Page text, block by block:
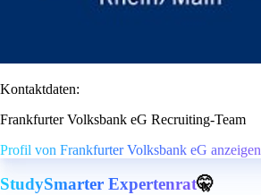
Kontaktdaten:
Frankfurter Volksbank eG Recruiting-Team
Profil von Frankfurter Volksbank eG anzeigen
StudySmarter Expertenrat🤫